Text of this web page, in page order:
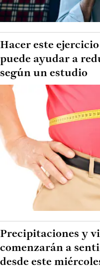
Hacer este
puede ayudar a
según un estudio
Precipitaciones y
comenzarán a
desde este